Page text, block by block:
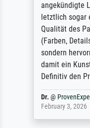
angekündigte
letztlich sogar
Qualität des
(Farben,
sondern
damit ein
Definitiv den
Dr. @
February 3, 2026